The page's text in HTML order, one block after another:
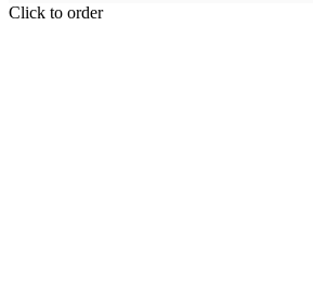
Click to order